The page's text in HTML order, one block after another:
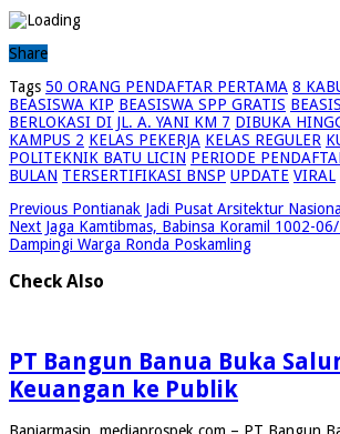
Share
Tags 50 ORANG PENDAFTAR PERTAMA 8
BEASISWA KIP BEASISWA SPP GRATIS
BERLOKASI DI JL. A. YANI KM 7 DIBUKA
KAMPUS 2 KELAS PEKERJA KELAS REGULER
POLITEKNIK BATU LICIN PERIODE
BULAN TERSERTIFIKASI BNSP UPDATE VIRAL
Previous Pontianak Jadi Pusat Arsitektur
Next Jaga Kamtibmas, Babinsa Koramil 1002-06/
Dampingi Warga Ronda Poskamling
Check Also
PT Bangun Banua Buka
Keuangan ke Publik